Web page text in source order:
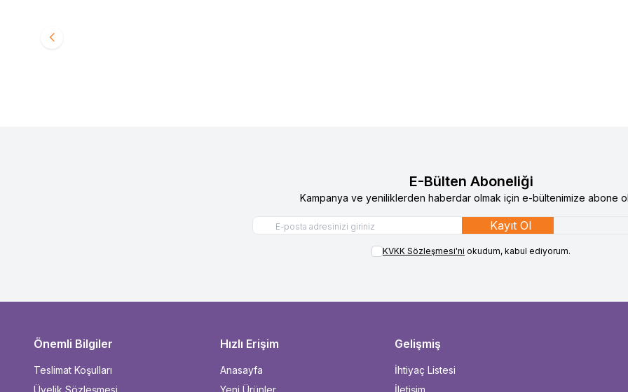
490
E-Bülten Aboneliği
Kampanya ve yeniliklerden haberdar olmak için e-bültenimize abone
Kayıt Ol
KVKK Sözleşmesi'ni okudum, kabul ediyorum.
Önemli Bilgiler
Teslimat Koşulları
Hızlı Erişim
Anasayfa
Gelişmiş
İhtiyaç Listesi